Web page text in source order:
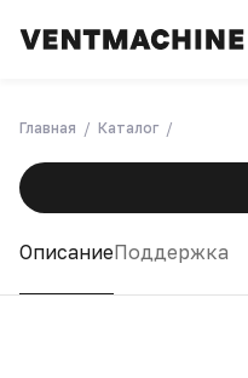
Главная Каталог
ОписаниеПоддержка